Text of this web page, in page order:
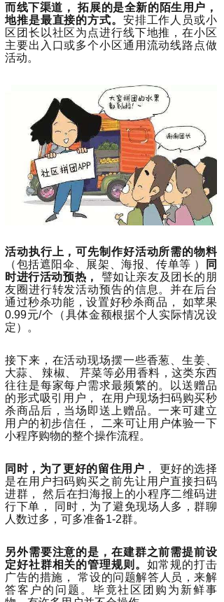
而线下渠道， 拓展的是全新的陌生用户，
地推是最直接的方式。 安排工作人员或小
区团长以社区为点进行线下地推，在小区
主要出入口或多个小区通用流动线路点做
活动。
活动执行上，可先制作好活动所需的物料
（包括遮阳伞、展架、海报、传单等 ）
同
时进行活动预热，
譬如让亲友及团长的朋
友圈进行转发活动预告的信息。并在后台
通过秒杀功能，设置好秒杀商品， 如苹果
0.99元/个（具体金额根据个人实际情况设
定）。
接下来，在活动现场摆一些香葱、生姜、
大蒜、 辣椒、 芹菜等必用香料，这类东西
往往是每家每户需求最频繁的。以送赠品
的形式吸引用户， 在用户现场扫码购买秒
杀商品后，当场即送上赠品。一来可建立
用户的初步信任， 二来可让用户体验一下
小程序购物的整个操作流程。
同时，为了更好的留住用户 ， 更好的选择
是在用户扫码购买之前先让用户直接扫码
进群， 然后在扫海报上的小程序二维码进
行下单， 同时，为了避免现场人多，群聊
人数过多，可多准备1-2群。
另外需要注意的是，在建群之前需提前设
定好社群相关的管理规则。 如常规的打击
广告的措施， 常设的问题解答人员，来解
答客户的问题。毕竟社区团购为新鲜事